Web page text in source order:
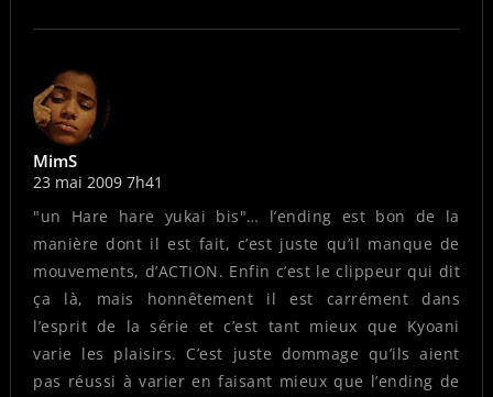
MimS
23 mai 2009 7h41
"un Hare hare yukai bis"… l’ending est bon de la
manière dont il est fait, c’est juste qu’il manque de
mouvements, d’ACTION. Enfin c’est le clippeur qui dit
ça là, mais honnêtement il est carrément dans
l’esprit de la série et c’est tant mieux que Kyoani
varie les plaisirs. C’est juste dommage qu’ils aient
pas réussi à varier en faisant mieux que l’ending de